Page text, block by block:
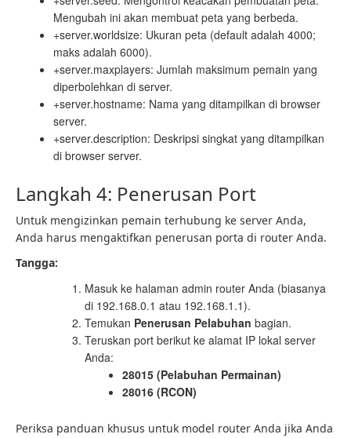
Mengubah ini akan membuat peta yang berbeda.
+server.worldsize: Ukuran peta (default adalah 4000;
maks adalah 6000).
+server.maxplayers: Jumlah maksimum pemain yang
diperbolehkan di server.
+server.hostname: Nama yang ditampilkan di browser
server.
+server.description: Deskripsi singkat yang ditampilkan
di browser server.
Langkah 4: Penerusan Port
Untuk mengizinkan pemain terhubung ke server Anda,
Anda harus mengaktifkan penerusan porta di router Anda.
Tangga:
Masuk ke halaman admin router Anda (biasanya
di 192.168.0.1 atau 192.168.1.1).
Temukan Penerusan Pelabuhan bagian.
Teruskan port berikut ke alamat IP lokal server
Anda:
28015 (Pelabuhan Permainan)
28016 (RCON)
Periksa panduan khusus untuk model router Anda jika Anda